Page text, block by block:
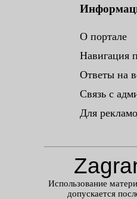
О портале
Навигация
Ответы на
Связь с
Для
Использование
допускается